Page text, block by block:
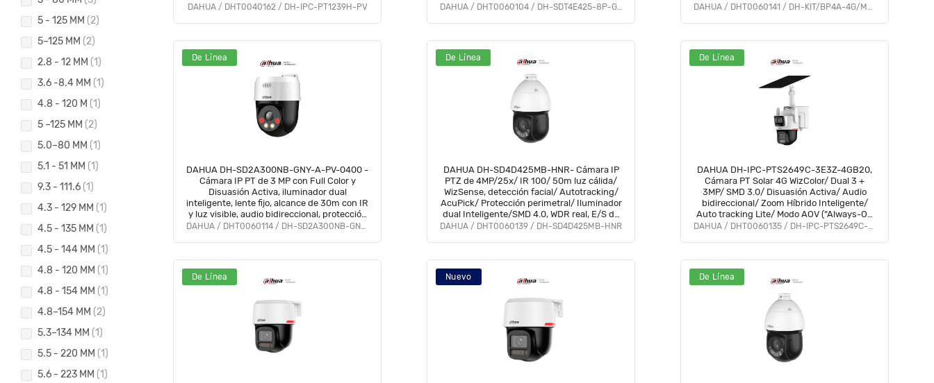
Perimetral/ Disuasión activa/ PoE/
DAHUA / DHT0040162 / DH-IPC-PT1239H-PV
protección perimetral, Iluminador dual
DAHUA / DHT0060104 / DH-SDT4E425-8P-GB-APV1
cálida 20m/ Modo AOV(vídeo siempre
DAHUA / DHT0060141 / DH-KIT/BP4A-4G/M0508
De Línea
DAHUA DH-SD2A300NB-GNY-A-PV-0400 -
Cámara IP PT de 3 MP con Full Color y
Disuasión Activa, iluminador dual
inteligente, lente fijo, alcance de 30m con IR
y luz visible, audio bidireccional, protección
IP66, PoE y ranura para microSD.
DAHUA / DHT0060114 / DH-SD2A300NB-GNY-A-PV
De Línea
DAHUA DH-SD4D425MB-HNR- Cámara IP
PTZ de 4MP/25x/ IR 100/ 50m luz cálida/
WizSense, detección facial/ Autotracking/
AcuPick/ Protección perimetral/ Iluminador
dual Inteligente/SMD 4.0, WDR real, E/S de
audio y alarmas/ ranura MicroSD/
DAHUA / DHT0060139 / DH-SD4D425MB-HNR
De Línea
DAHUA DH-IPC-PTS2649C-3E3Z-4GB20,
Cámara PT Solar 4G WizColor/ Dual 3 +
3MP/ SMD 3.0/ Disuasión Activa/ Audio
bidireccional/ Zoom Híbrido Inteligente/
Auto tracking Lite/ Modo AOV (“Always-On
Video”)/ IP 66/ Ranura Micro SD/ #CWD
DAHUA / DHT0060135 / DH-IPC-PTS2649C-3E3Z-4GB20
De Línea Nuevo De Línea
5 - 125 MM (2)
5–125 MM (2)
2.8 - 12 MM (1)
3.6 -8.4 MM (1)
4.8 - 120 M (1)
5 –125 MM (2)
5.0–80 MM (1)
5.1 - 51 MM (1)
9.3 - 111.6 (1)
4.3 - 129 MM (1)
4.5 - 135 MM (1)
4.5 - 144 MM (1)
4.8 - 120 MM (1)
4.8 - 154 MM (1)
4.8–154 MM (2)
5.3–134 MM (1)
5.5 - 220 MM (1)
5.6 - 223 MM (1)